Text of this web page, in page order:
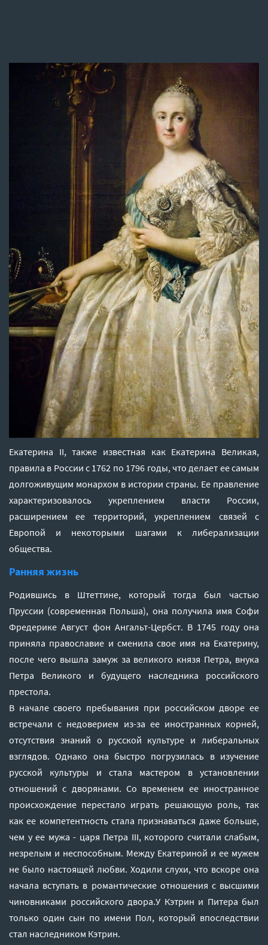
Екатерина II, также известная как Екатерина Великая,
правила в России с 1762 по 1796 годы, что делает ее самым
долгоживущим монархом в истории страны. Ее правление
характеризовалось укреплением власти России,
расширением ее территорий, укреплением связей с
Европой и некоторыми шагами к либерализации
общества.
Ранняя жизнь
Родившись в Штеттине, который тогда был частью
Пруссии (современная Польша), она получила имя Софи
Фредерике Август фон Ангальт-Цербст. В 1745 году она
приняла православие и сменила свое имя на Екатерину,
после чего вышла замуж за великого князя Петра, внука
Петра Великого и будущего наследника российского
престола.
В начале своего пребывания при российском дворе ее
встречали с недоверием из-за ее иностранных корней,
отсутствия знаний о русской культуре и либеральных
взглядов. Однако она быстро погрузилась в изучение
русской культуры и стала мастером в установлении
отношений с дворянами. Со временем ее иностранное
происхождение перестало играть решающую роль, так
как ее компетентность стала признаваться даже больше,
чем у ее мужа - царя Петра III, которого считали слабым,
незрелым и неспособным. Между Екатериной и ее мужем
не было настоящей любви. Ходили слухи, что вскоре она
начала вступать в романтические отношения с высшими
чиновниками российского двора.У Кэтрин и Питера был
только один сын по имени Пол, который впоследствии
стал наследником Кэтрин.